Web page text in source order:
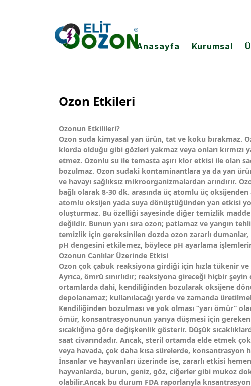
Ozon Etkileri
Ozonun Etkilileri?
Ozon suda kimyasal yan ürün, tat ve koku bırakmaz.
klorda olduğu gibi gözleri yakmaz veya onları kırmızı
etmez. Ozonlu su ile temasta aşırı klor etkisi ile olan
bozulmaz. Ozon sudaki kontaminantlara ya da yan
ve havayı sağlıksız mikroorganizmalardan arındırır.
bağlı olarak 8-30 dk. arasında üç atomlu üç
atomlu oksijen yada suya dönüştüğünden yan etkisi
oluşturmaz. Bu özelliği sayesinde diğer temizlik
değildir. Bunun yanı sıra ozon; patlamaz ve yangın
temizlik için gereksinilen dozda ozon zararlı
pH dengesini etkilemez, böylece pH ayarlama
Ozonun Canlılar Üzerinde Etkisi
Ozon çok çabuk reaksiyona girdiği için hızla tükenir
Ayrıca, ömrü sınırlıdır; reaksiyona gireceği hiçbir
ortamlarda dahi, kendiliğinden bozularak oksijene
depolanamaz; kullanılacağı yerde ve zamanda
Kendiliğinden bozulması ve yok olması “yarı ömür”
ömür, konsantrasyonunun yarıya düşmesi için
sıcaklığına göre değişkenlik gösterir. Düşük
saat civarındadır. Ancak, steril ortamda elde etmek
veya havada, çok daha kısa sürelerde, konsantrasyon
İnsanlar ve hayvanları üzerinde ise, zararlı etkisi
hayvanlarda, burun, geniz, göz, ciğerler gibi mukoz
olabilir.Ancak bu durum FDA raporlarıyla
Anasayfa Kurumsal